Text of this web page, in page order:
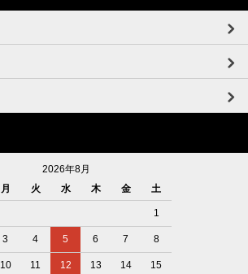
2026年8月
月 火 水 木 金 土
1
3 4 5 6 7 8
10 11 12 13 14 15